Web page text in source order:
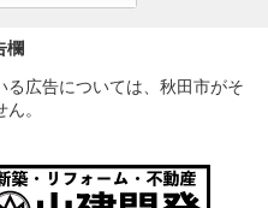
欄
広告については、秋田市がそ
。